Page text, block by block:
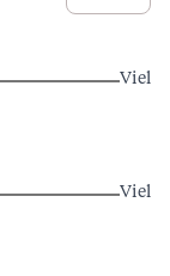
Viel
Viel